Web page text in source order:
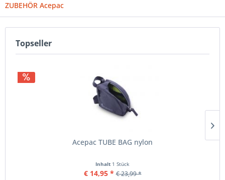
ZUBEHÖR Acepac
Topseller
Acepac TUBE BAG nylon
Inhalt 1 Stück
€ 14,95 * € 23,99 *